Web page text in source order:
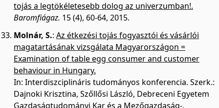
tojás a legtökéletesebb dolog az univerzumban!.
Baromfiágaz. 15 (4), 60-64, 2015.
Molnár, S.: Az étkezési tojás fogyasztói és vásárlói
magatartásának vizsgálata Magyarországon =
Examination of table egg consumer and customer
behaviour in Hungary.
In: Interdiszciplináris tudományos konferencia. Szerk.:
Dajnoki Krisztina, Szőllősi László, Debreceni Egyetem
Gazdaságtudományi Kar és a Mezőgazdaság-,